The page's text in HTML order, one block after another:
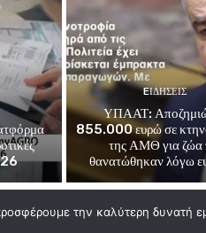
EΙΔΗΣΕΙΣ
ΥΠΑΑΤ:
855.000 ευρώ σε
της ΑΜΘ για ζώα
θανατώθηκαν λόγω
την καλύτερη δυνατή